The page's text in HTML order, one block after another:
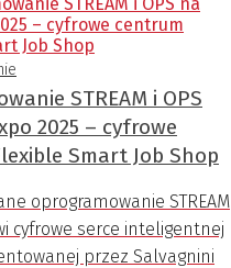
STREAM i OPS
2025 – cyfrowe
Smart Job Shop
oprogramowanie STREAM
cyfrowe serce inteligentnej
przez Salvagnini